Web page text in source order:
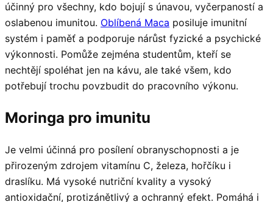
účinný pro všechny, kdo bojují s únavou, vyčerpaností a
oslabenou imunitou. Oblíbená Maca posiluje imunitní
systém i paměť a podporuje nárůst fyzické a psychické
výkonnosti. Pomůže zejména studentům, kteří se
nechtějí spoléhat jen na kávu, ale také všem, kdo
potřebují trochu povzbudit do pracovního výkonu.
Moringa pro imunitu
Je velmi účinná pro posílení obranyschopnosti a je
přirozeným zdrojem vitamínu C, železa, hořčíku i
draslíku. Má vysoké nutriční kvality a vysoký
antioxidační, protizánětlivý a ochranný efekt. Pomáhá i